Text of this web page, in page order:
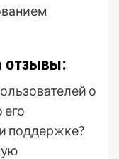
отзывы:
о
его
поддержке?